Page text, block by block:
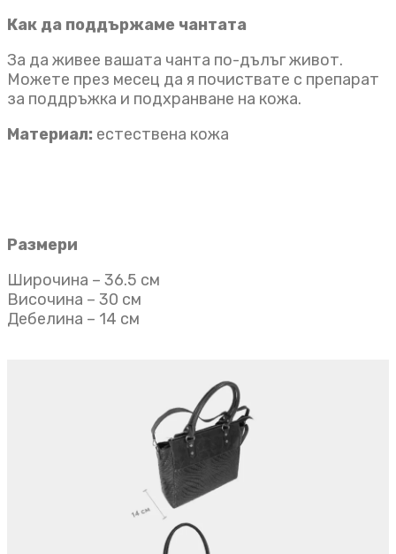
Как да поддържаме чантата
За да живее вашата чанта по-дълъг живот.
Можете през месец да я почиствате с препарат
за поддръжка и подхранване на кожа.
Материал: естествена кожа
Размери
Широчина – 36.5 см
Височина – 30 см
Дебелина – 14 см